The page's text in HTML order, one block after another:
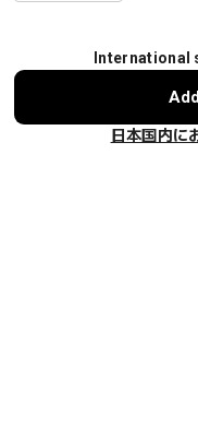
International
日本国内に